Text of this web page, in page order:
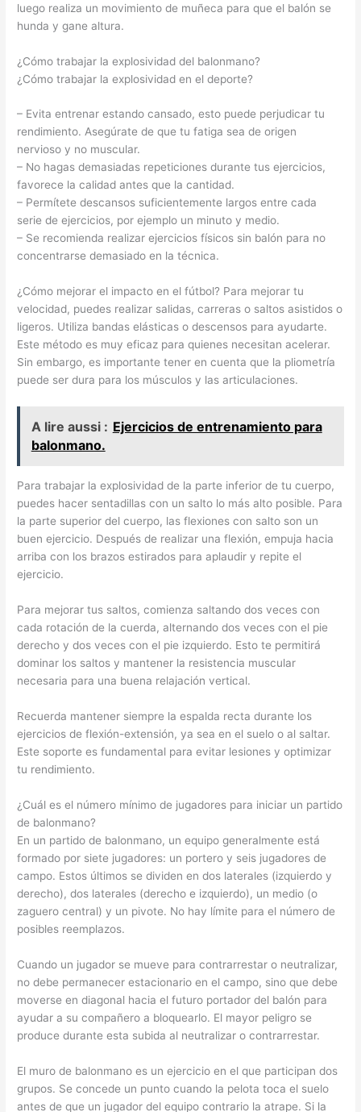
luego realiza un movimiento de muñeca para que el balón se
hunda y gane altura.
¿Cómo trabajar la explosividad del balonmano?
¿Cómo trabajar la explosividad en el deporte?
– Evita entrenar estando cansado, esto puede perjudicar tu
rendimiento. Asegúrate de que tu fatiga sea de origen
nervioso y no muscular.
– No hagas demasiadas repeticiones durante tus ejercicios,
favorece la calidad antes que la cantidad.
– Permítete descansos suficientemente largos entre cada
serie de ejercicios, por ejemplo un minuto y medio.
– Se recomienda realizar ejercicios físicos sin balón para no
concentrarse demasiado en la técnica.
¿Cómo mejorar el impacto en el fútbol? Para mejorar tu
velocidad, puedes realizar salidas, carreras o saltos asistidos o
ligeros. Utiliza bandas elásticas o descensos para ayudarte.
Este método es muy eficaz para quienes necesitan acelerar.
Sin embargo, es importante tener en cuenta que la pliometría
puede ser dura para los músculos y las articulaciones.
A lire aussi : Ejercicios de entrenamiento para
balonmano.
Para trabajar la explosividad de la parte inferior de tu cuerpo,
puedes hacer sentadillas con un salto lo más alto posible. Para
la parte superior del cuerpo, las flexiones con salto son un
buen ejercicio. Después de realizar una flexión, empuja hacia
arriba con los brazos estirados para aplaudir y repite el
ejercicio.
Para mejorar tus saltos, comienza saltando dos veces con
cada rotación de la cuerda, alternando dos veces con el pie
derecho y dos veces con el pie izquierdo. Esto te permitirá
dominar los saltos y mantener la resistencia muscular
necesaria para una buena relajación vertical.
Recuerda mantener siempre la espalda recta durante los
ejercicios de flexión-extensión, ya sea en el suelo o al saltar.
Este soporte es fundamental para evitar lesiones y optimizar
tu rendimiento.
¿Cuál es el número mínimo de jugadores para iniciar un partido
de balonmano?
En un partido de balonmano, un equipo generalmente está
formado por siete jugadores: un portero y seis jugadores de
campo. Estos últimos se dividen en dos laterales (izquierdo y
derecho), dos laterales (derecho e izquierdo), un medio (o
zaguero central) y un pivote. No hay límite para el número de
posibles reemplazos.
Cuando un jugador se mueve para contrarrestar o neutralizar,
no debe permanecer estacionario en el campo, sino que debe
moverse en diagonal hacia el futuro portador del balón para
ayudar a su compañero a bloquearlo. El mayor peligro se
produce durante esta subida al neutralizar o contrarrestar.
El muro de balonmano es un ejercicio en el que participan dos
grupos. Se concede un punto cuando la pelota toca el suelo
antes de que un jugador del equipo contrario la atrape. Si la